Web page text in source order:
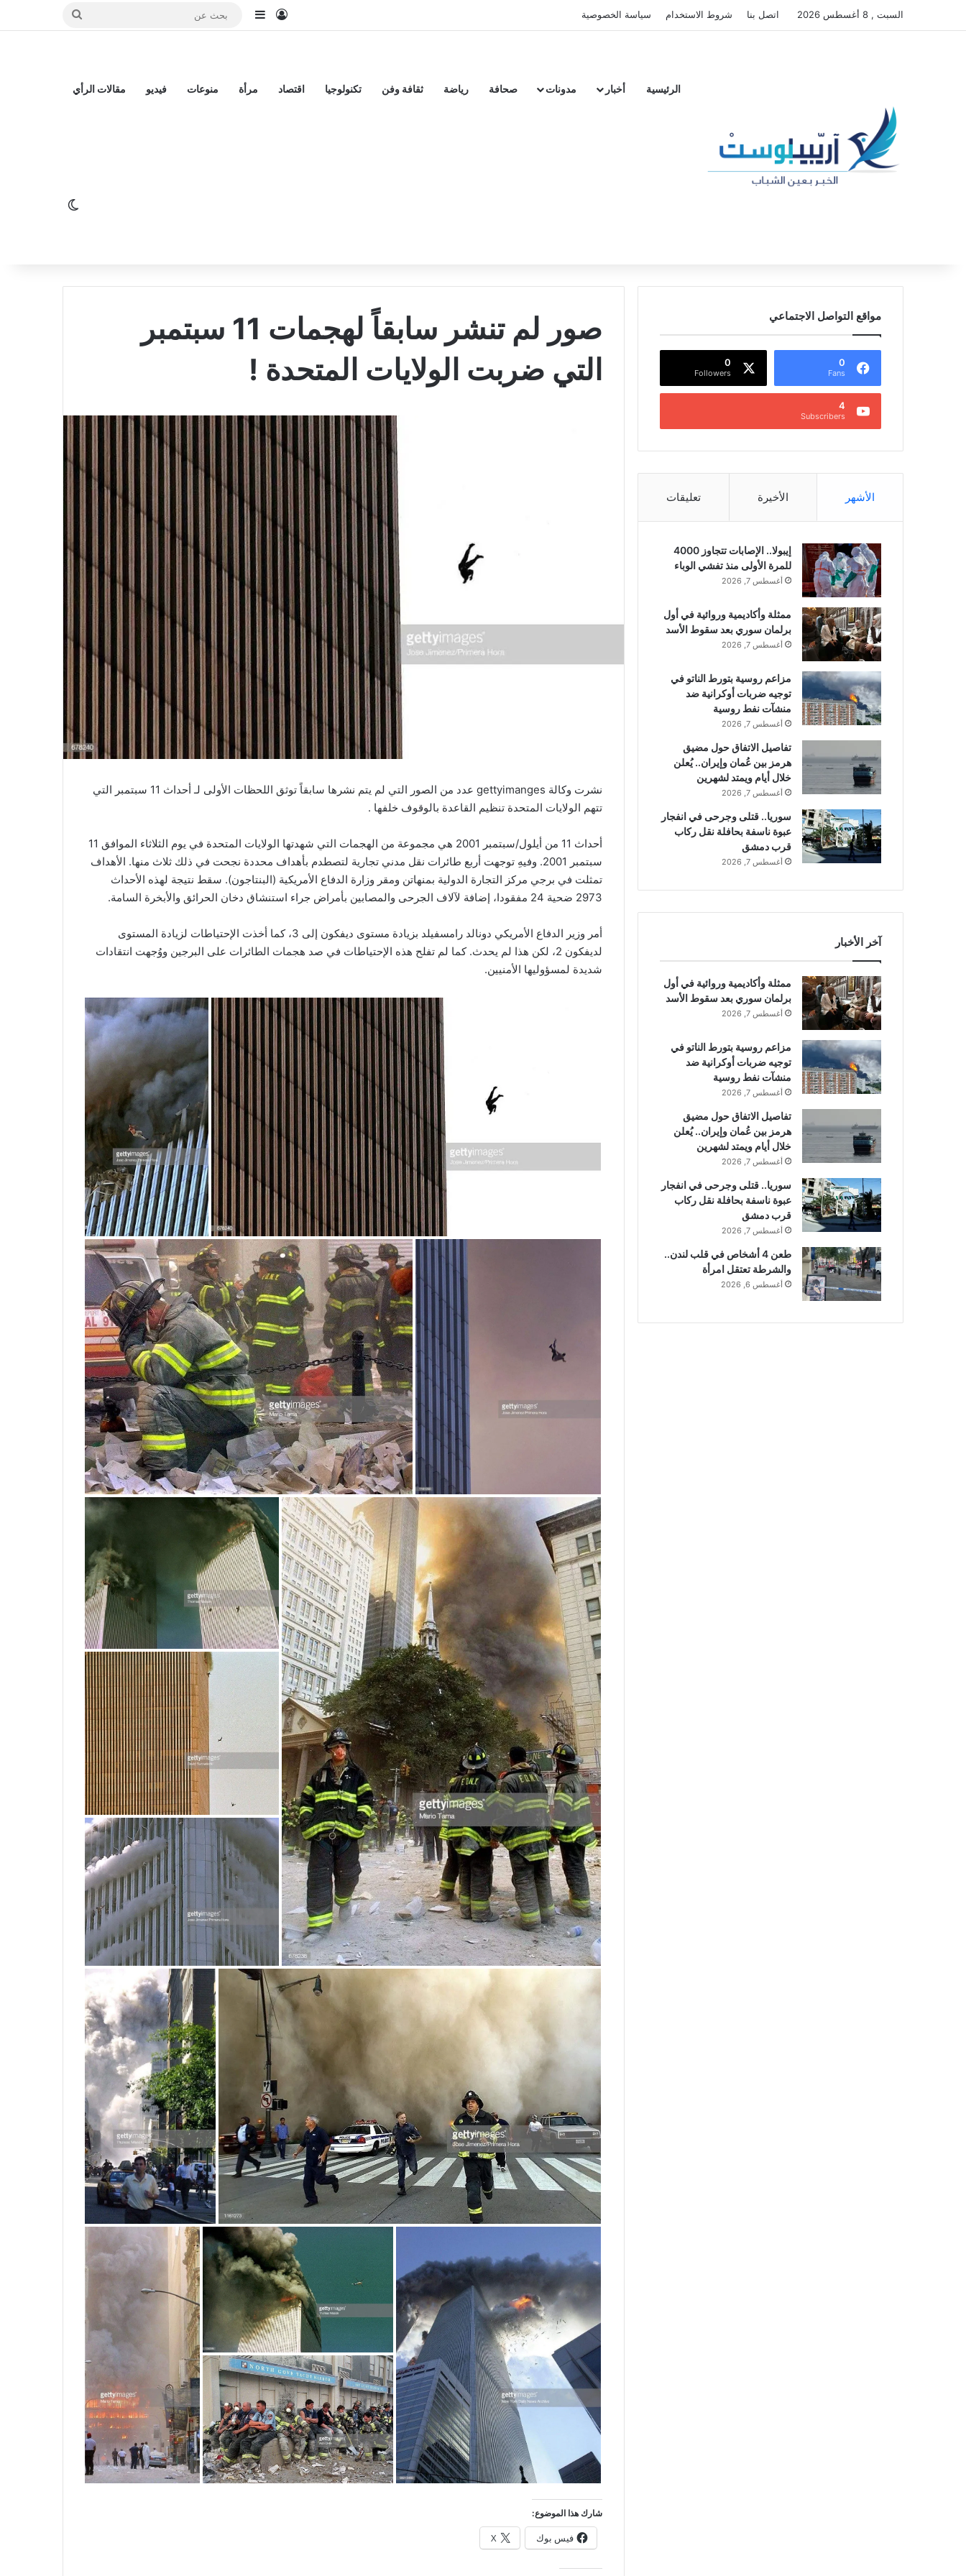
السبت , 8 أغسطس 2026 اتصل بنا شروط الاستخدام سياسة الخصوصية تسجيل الدخول
إضافة عمود جانبي
الرئيسية أخبار مدونات صحافة رياضة ثقافة وفن تكنولوجيا اقتصاد مرأة منوعات فيديو مقالات الرأي
صور لم تنشر سابقاً لهجمات 11 سبتمبر
التي ضربت الولايات المتحدة !
نشرت وكالة gettyimanges عدد من الصور التي لم يتم نشرها سابقاً توثق اللحظات الأولى لـ أحداث 11 سبتمبر التي
تتهم الولايات المتحدة تنظيم القاعدة بالوقوف خلفها .
أحداث 11 من أيلول/سبتمبر 2001 هي مجموعة من الهجمات التي شهدتها الولايات المتحدة في يوم الثلاثاء الموافق 11
سبتمبر 2001. وفيهِ توجهت أربع طائرات نقل مدني تجارية لتصطدم بأهداف محددة نجحت في ذلك ثلاث منها. الأهداف
تمثلت في برجي مركز التجارة الدولية بمنهاتن ومقر وزارة الدفاع الأمريكية (البنتاجون). سقط نتيجة لهذه الأحداث
2973 ضحية 24 مفقودا، إضافة لآلاف الجرحى والمصابين بأمراض جراء استنشاق دخان الحرائق والأبخرة السامة.
أمر وزير الدفاع الأمريكي دونالد رامسفيلد بزيادة مستوى ديفكون إلى 3، كما أخذت الإحتياطات لزيادة المستوى
لديفكون 2، لكن هذا لم يحدث. كما لم تفلح هذه الإحتياطات في صد هجمات الطائرات على البرجين ووُجهت انتقادات
شديدة لمسؤوليها الأمنيين.
شارك هذا الموضوع:
فيس بوك X
مواقع التواصل الاجتماعي
0
Fans
0
Followers
4
Subscribers
الأشهر الأخيرة تعليقات
إيبولا.. الإصابات تتجاوز 4000
للمرة الأولى منذ تفشي الوباء
أغسطس 7, 2026
ممثلة وأكاديمية وروائية في أول
برلمان سوري بعد سقوط الأسد
أغسطس 7, 2026
مزاعم روسية بتورط الناتو في
توجيه ضربات أوكرانية ضد
منشآت نفط روسية
أغسطس 7, 2026
تفاصيل الاتفاق حول مضيق
هرمز بين عُمان وإيران.. يُعلن
خلال أيام ويمتد لشهرين
أغسطس 7, 2026
سوريا.. قتلى وجرحى في انفجار
عبوة ناسفة بحافلة نقل ركاب
قرب دمشق
أغسطس 7, 2026
آخر الأخبار
ممثلة وأكاديمية وروائية في أول
برلمان سوري بعد سقوط الأسد
أغسطس 7, 2026
مزاعم روسية بتورط الناتو في
توجيه ضربات أوكرانية ضد
منشآت نفط روسية
أغسطس 7, 2026
تفاصيل الاتفاق حول مضيق
هرمز بين عُمان وإيران.. يُعلن
خلال أيام ويمتد لشهرين
أغسطس 7, 2026
سوريا.. قتلى وجرحى في انفجار
عبوة ناسفة بحافلة نقل ركاب
قرب دمشق
أغسطس 7, 2026
طعن 4 أشخاص في قلب لندن..
والشرطة تعتقل امرأة
أغسطس 6, 2026